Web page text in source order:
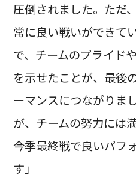
圧倒されました。ただ
常に良い戦いができて
で、チームのプライド
を示せたことが、最後
ーマンスにつながりま
が、チームの努力には
今季最終戦で良いパフ
す」